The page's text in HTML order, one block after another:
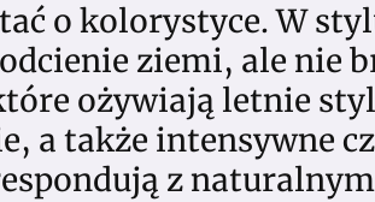
o kolorystyce. W
ziemi, ale nie
ożywiają letnie
a także intensywne
z